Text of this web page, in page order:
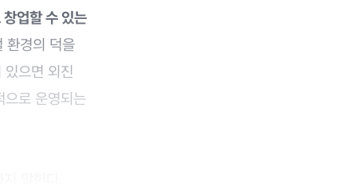
업할 수 있는
환경의 덕을
으면 외진
으로 운영되는